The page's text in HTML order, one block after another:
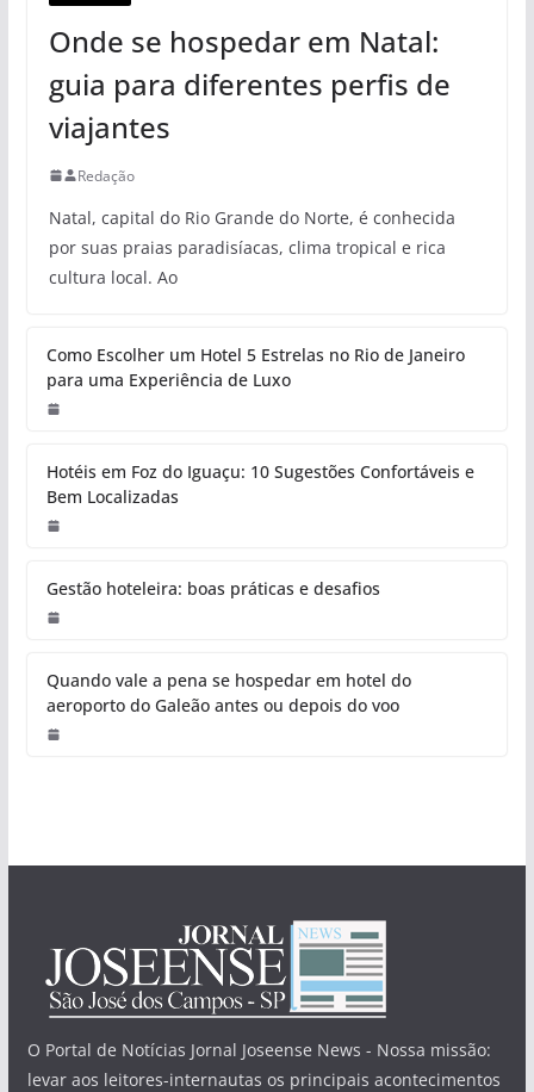
Onde se hospedar em Natal:
guia para diferentes perfis de
viajantes
Redação
Natal, capital do Rio Grande do Norte, é conhecida
por suas praias paradisíacas, clima tropical e rica
cultura local. Ao
Como Escolher um Hotel 5 Estrelas no Rio de Janeiro
para uma Experiência de Luxo
Hotéis em Foz do Iguaçu: 10 Sugestões Confortáveis e
Bem Localizadas
Gestão hoteleira: boas práticas e desafios
Quando vale a pena se hospedar em hotel do
aeroporto do Galeão antes ou depois do voo
O Portal de Notícias Jornal Joseense News - Nossa missão:
levar aos leitores-internautas os principais acontecimentos